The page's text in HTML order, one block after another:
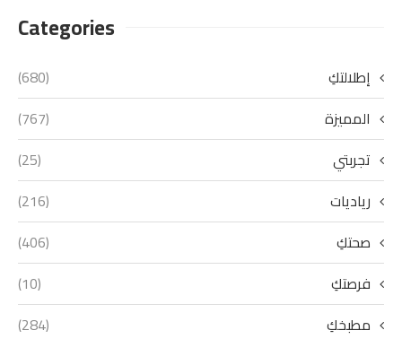
Categories
إطلالتكِ
(680)
المميزة
(767)
تجربتي
(25)
رياديات
(216)
صحتكِ
(406)
فرصتكِ
(10)
مطبخكِ
(284)